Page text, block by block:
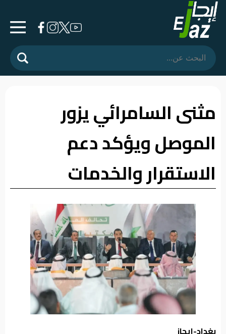
الرئيسية
المشهد
فرشة
الأسواق
وموقف
الفيديوهات
مثنى السامرائي يزور
الموصل ويؤكد دعم
الاستقرار والخدمات
بغداد-ايجاز